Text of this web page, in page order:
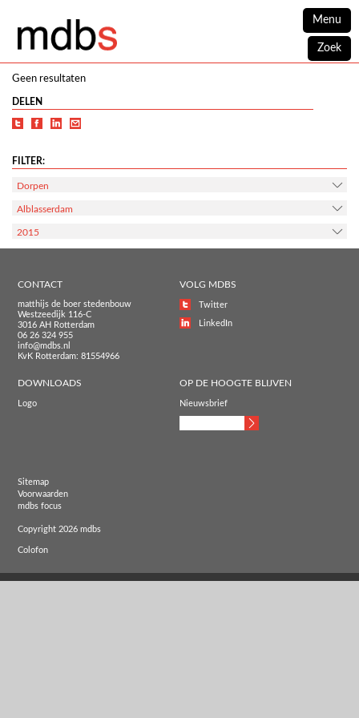
Menu
Zoek
Geen resultaten
DELEN
FILTER:
Dorpen
Alblasserdam
2015
CONTACT
matthijs de boer stedenbouw
Westzeedijk 116-C
3016 AH Rotterdam
06 26 324 955
info@mdbs.nl
KvK Rotterdam: 81554966
VOLG MDBS
Twitter
LinkedIn
DOWNLOADS
Logo
OP DE HOOGTE BLIJVEN
Nieuwsbrief
Sitemap
Voorwaarden
mdbs focus
Copyright 2026 mdbs
Colofon